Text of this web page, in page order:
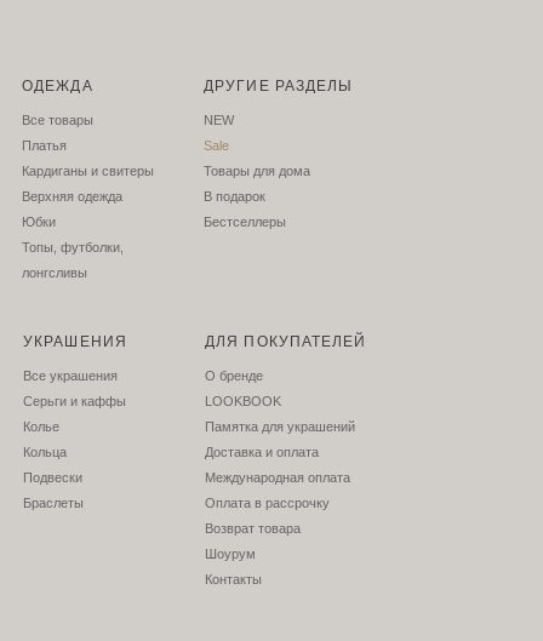
ОДЕЖДА
УКРАШЕНИЯ ДЛЯ ПОКУПАТЕЛЕЙ
ДРУГИЕ РАЗДЕЛЫ
Все товары
Платья
Кардиганы и свитеры
Верхняя одежда
Юбки
Топы, футболки,
лонгсливы
Все украшения
Серьги и каффы
Колье
Кольца
Подвески
Браслеты
NEW
Sale
Товары для дома
В подарок
Бестселлеры
О бренде
LOOKBOOK
Памятка для украшений
Доставка и оплата
Международная оплата
Оплата в рассрочку
Возврат товара
Шоурум
Контакты